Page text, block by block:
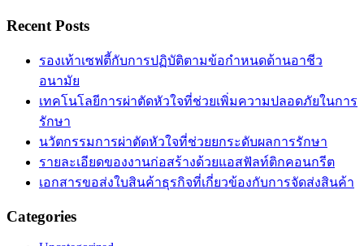
Recent Posts
รองเท้าเซฟตี้กับการปฏิบัติตามข้อกำหนดด้านอาชีว
อนามัย
เทคโนโลยีการผ่าตัดหัวใจที่ช่วยเพิ่มความปลอดภัยในการ
รักษา
นวัตกรรมการผ่าตัดหัวใจที่ช่วยยกระดับผลการรักษา
รายละเอียดของงานก่อสร้างด้วยแอสฟัลท์ติกคอนกรีต
เอกสารขอส่งใบสินค้าธุรกิจที่เกี่ยวข้องกับการจัดส่งสินค้า
Categories